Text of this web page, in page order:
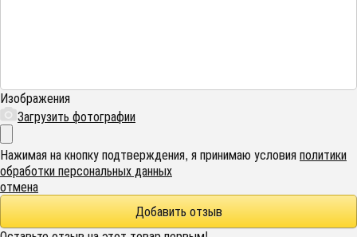
Изображения
Загрузить фотографии
Нажимая на кнопку подтверждения, я принимаю условияполитики
обработки персональных данных
отмена